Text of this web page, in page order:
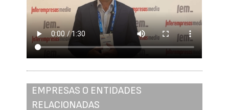
EMPRESAS O ENTIDADES
RELACIONADAS